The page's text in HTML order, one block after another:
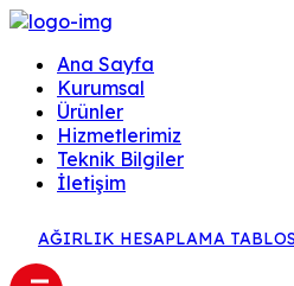
Ana Sayfa
Kurumsal
Ürünler
Hizmetlerimiz
Teknik Bilgiler
İletişim
AĞIRLIK HESAPLAMA